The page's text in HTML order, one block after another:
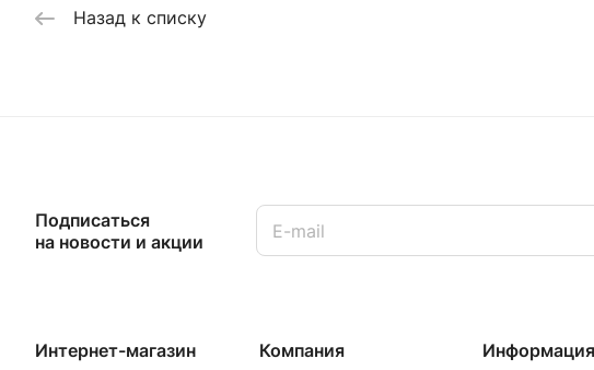
Назад к списку
Подписаться
на новости и акции
Интернет-магазин Компания Информация